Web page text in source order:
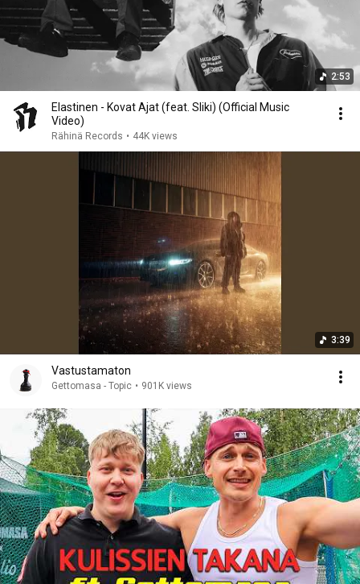
2:53
Elastinen - Kovat Ajat (feat. Sliki) (Official Music
Video)
Rähinä Records • 44K views
3:39
Vastustamaton
Gettomasa - Topic • 901K views